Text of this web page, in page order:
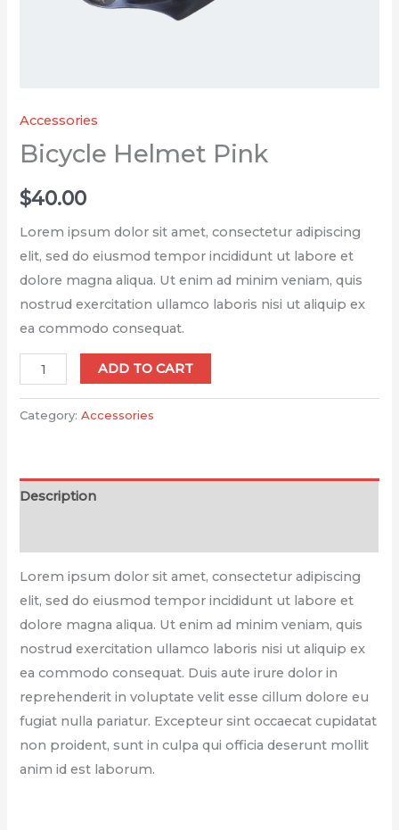
Accessories
Bicycle Helmet Pink
$40.00
Lorem ipsum dolor sit amet, consectetur adipiscing
elit, sed do eiusmod tempor incididunt ut labore et
dolore magna aliqua. Ut enim ad minim veniam, quis
nostrud exercitation ullamco laboris nisi ut aliquip ex
ea commodo consequat.
ADD TO CART
Category:Accessories
Description
Lorem ipsum dolor sit amet, consectetur adipiscing
elit, sed do eiusmod tempor incididunt ut labore et
dolore magna aliqua. Ut enim ad minim veniam, quis
nostrud exercitation ullamco laboris nisi ut aliquip ex
ea commodo consequat. Duis aute irure dolor in
reprehenderit in voluptate velit esse cillum dolore eu
fugiat nulla pariatur. Excepteur sint occaecat cupidatat
non proident, sunt in culpa qui officia deserunt mollit
anim id est laborum.